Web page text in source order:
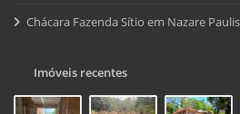
Chácara Fazenda Sítio em Nazare
Imóveis recentes